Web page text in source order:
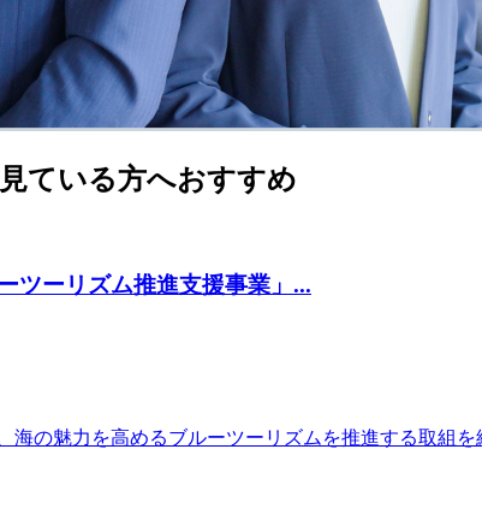
ている方へおすすめ
ツーリズム推進支援事業」...
の魅力を高めるブルーツーリズムを推進する取組